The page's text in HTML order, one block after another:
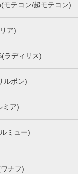
モテコン/超モテコン)
ア)
ラディリス)
ルボン)
ミア)
ミュー)
ナフ)